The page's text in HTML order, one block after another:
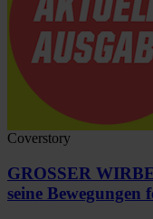
Coverstory
GROSSER
seine Bewegungen